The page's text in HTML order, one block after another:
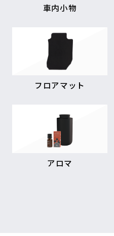
車内小物
フロアマット
アロマ